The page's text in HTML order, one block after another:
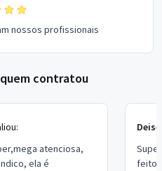
nossos profissionais
contratou
atenciosa,
ela é
feito,